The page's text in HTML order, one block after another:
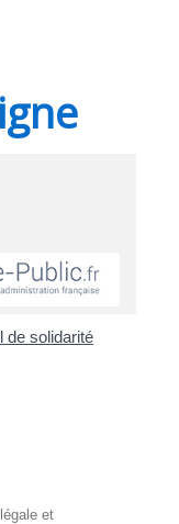
de solidarité
et